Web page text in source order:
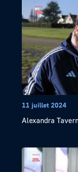
11 juillet 2024
Alexandra